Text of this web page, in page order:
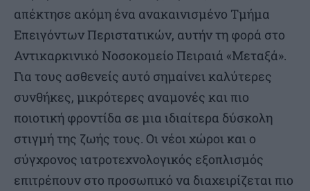
απέκτησε ακόμη ένα ανακαινισμένο Τμήμα
Επειγόντων Περιστατικών, αυτήν τη φορά στο
Αντικαρκινικό Νοσοκομείο Πειραιά «Μεταξά».
Για τους ασθενείς αυτό σημαίνει καλύτερες
συνθήκες, μικρότερες αναμονές και πιο
ποιοτική φροντίδα σε μια ιδιαίτερα δύσκολη
στιγμή της ζωής τους. Οι νέοι χώροι και ο
σύγχρονος ιατροτεχνολογικός εξοπλισμός
επιτρέπουν στο προσωπικό να διαχειρίζεται πιο